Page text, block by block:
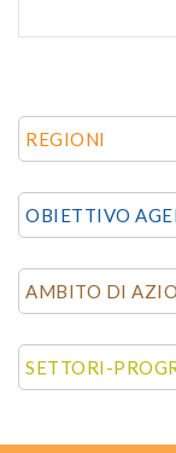
REGIONI
OBIETTIVO
AMBITO DI
SETTORI-